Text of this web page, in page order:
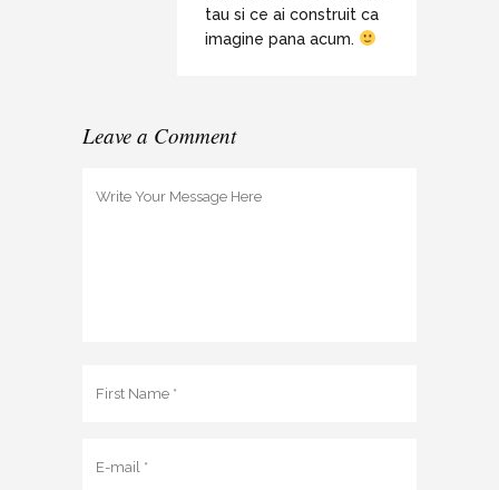
tau si ce ai construit ca
imagine pana acum.
Leave a Comment